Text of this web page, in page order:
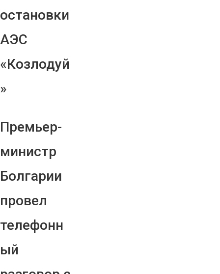
остановки
АЭС
«Козлодуй
»
Премьер-
министр
Болгарии
провел
телефонн
ый